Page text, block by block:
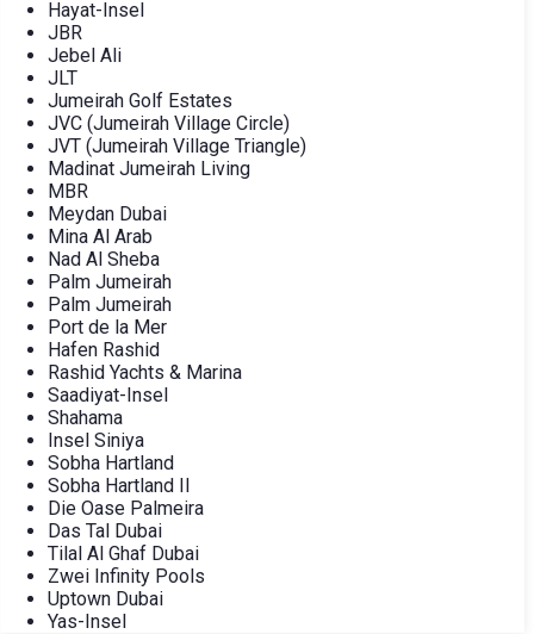
Hayat-Insel
JBR
Jebel Ali
JLT
Jumeirah Golf Estates
JVC (Jumeirah Village Circle)
JVT (Jumeirah Village Triangle)
Madinat Jumeirah Living
MBR
Meydan Dubai
Mina Al Arab
Nad Al Sheba
Palm Jumeirah
Palm Jumeirah
Port de la Mer
Hafen Rashid
Rashid Yachts & Marina
Saadiyat-Insel
Shahama
Insel Siniya
Sobha Hartland
Sobha Hartland II
Die Oase Palmeira
Das Tal Dubai
Tilal Al Ghaf Dubai
Zwei Infinity Pools
Uptown Dubai
Yas-Insel